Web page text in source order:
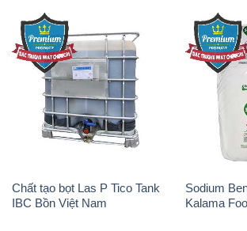
Chất tạo bọt Las P Tico Tank
IBC Bồn Việt Nam
Sodium
Kalama